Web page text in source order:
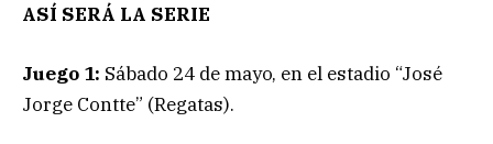
ASÍ SERÁ LA SERIE
Juego 1: Sábado 24 de mayo, en el estadio “José
Jorge Contte” (Regatas).